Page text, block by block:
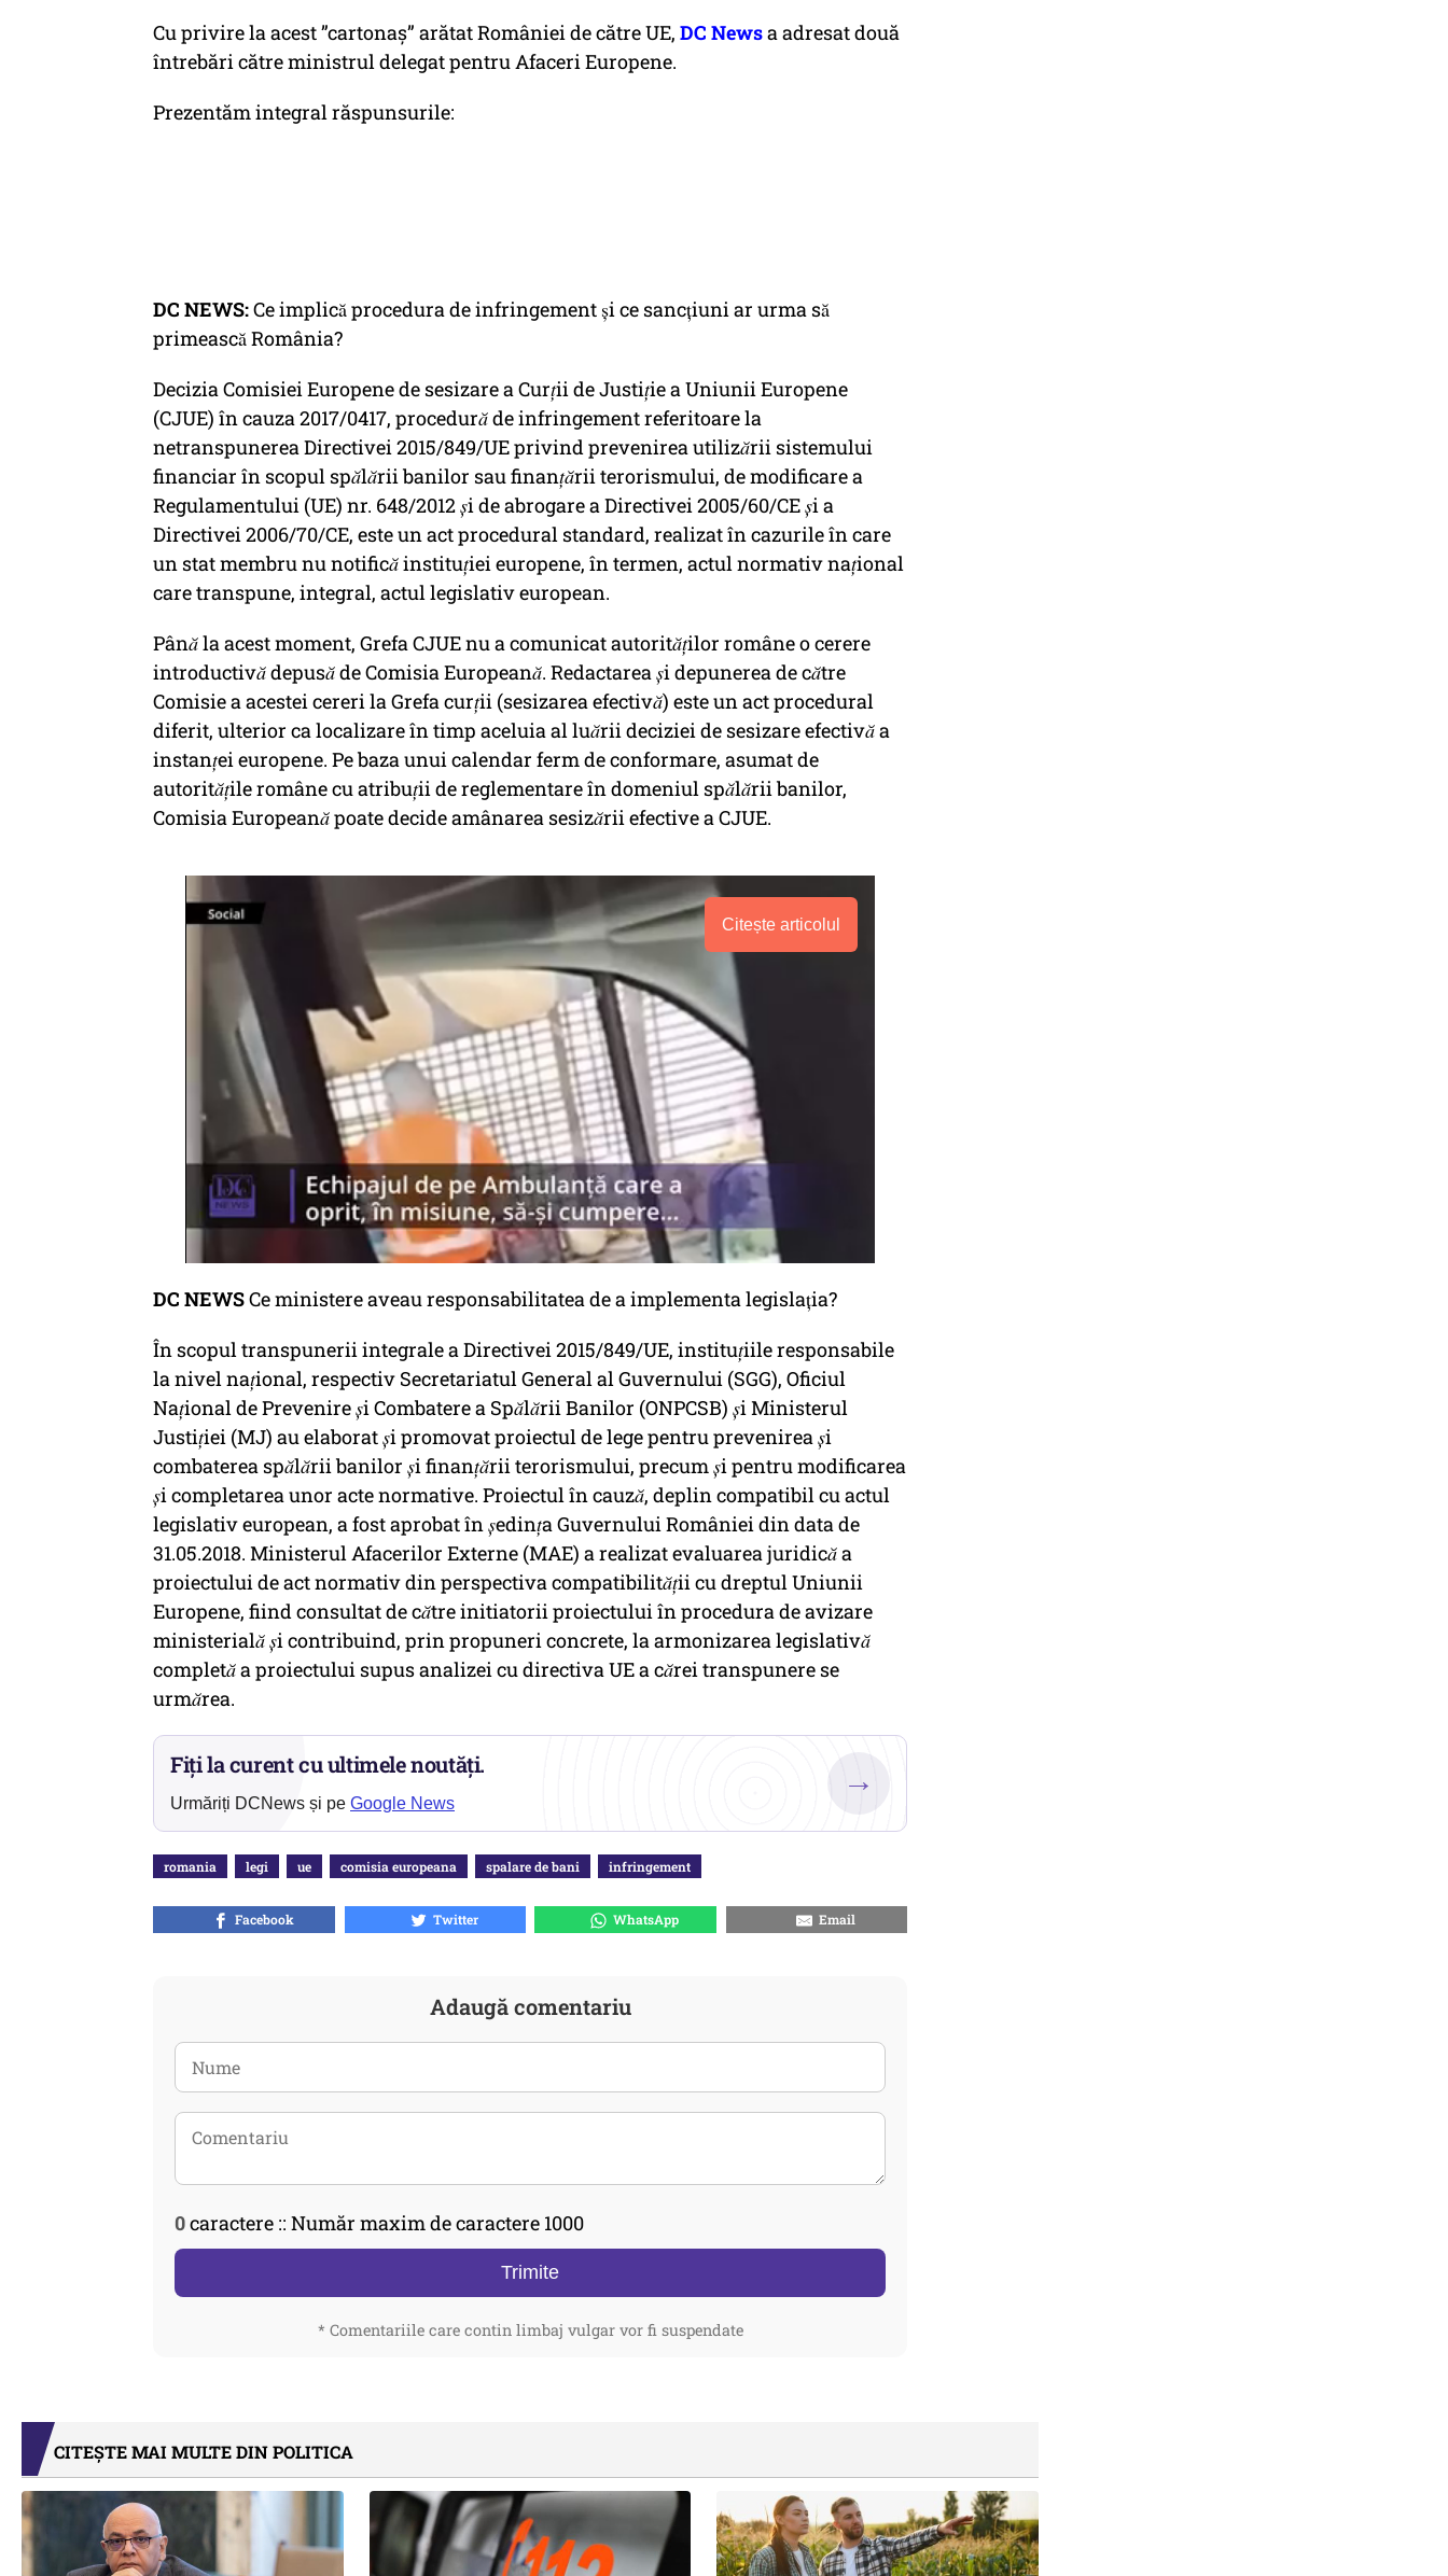
Cu privire la acest ”cartonaș” arătat României de către UE, DC Newsa adresat două
întrebări către ministrul delegat pentru Afaceri Europene.
Prezentăm integral răspunsurile:
DC NEWS:Ce implică procedura de infringement și ce sancțiuni ar urma să
primească România?
Decizia Comisiei Europene de sesizare a Curții de Justiție a Uniunii Europene
(CJUE) în cauza 2017/0417, procedură de infringement referitoare la
netranspunerea Directivei 2015/849/UE privind prevenirea utilizării sistemului
financiar în scopul spălării banilor sau finanțării terorismului, de modificare a
Regulamentului (UE) nr. 648/2012 și de abrogare a Directivei 2005/60/CE și a
Directivei 2006/70/CE, este un act procedural standard, realizat în cazurile în care
un stat membru nu notifică instituției europene, în termen, actul normativ național
care transpune, integral, actul legislativ european.
Până la acest moment, Grefa CJUE nu a comunicat autorităților române o cerere
introductivă depusă de Comisia Europeană. Redactarea și depunerea de către
Comisie a acestei cereri la Grefa curții (sesizarea efectivă) este un act procedural
diferit, ulterior ca localizare în timp aceluia al luării deciziei de sesizare efectivă a
instanței europene. Pe baza unui calendar ferm de conformare, asumat de
autoritățile române cu atribuții de reglementare în domeniul spălării banilor,
Comisia Europeană poate decide amânarea sesizării efective a CJUE.
Citește articolul
DC NEWSCe ministere aveau responsabilitatea de a implementa legislația?
În scopul transpunerii integrale a Directivei 2015/849/UE, instituțiile responsabile
la nivel național, respectiv Secretariatul General al Guvernului (SGG), Oficiul
Național de Prevenire și Combatere a Spălării Banilor (ONPCSB) și Ministerul
Justiției (MJ) au elaborat și promovat proiectul de lege pentru prevenirea şi
combaterea spălării banilor și finanţării terorismului, precum și pentru modificarea
și completarea unor acte normative. Proiectul în cauză, deplin compatibil cu actul
legislativ european, a fost aprobat în ședința Guvernului României din data de
31.05.2018. Ministerul Afacerilor Externe (MAE) a realizat evaluarea juridică a
proiectului de act normativ din perspectiva compatibilității cu dreptul Uniunii
Europene, fiind consultat de către initiatorii proiectului în procedura de avizare
ministerială și contribuind, prin propuneri concrete, la armonizarea legislativă
completă a proiectului supus analizei cu directiva UE a cărei transpunere se
urmărea.
Fiți la curent cu ultimele noutăți.
Urmăriți DCNews și pe Google News
→
romania legi ue comisia europeana spalare de bani infringement
Facebook Twitter WhatsApp Email
Adaugă comentariu
0caractere :: Număr maxim de caractere 1000
Trimite
* Comentariile care contin limbaj vulgar vor fi suspendate
CITEȘTE MAI MULTE DIN POLITICA